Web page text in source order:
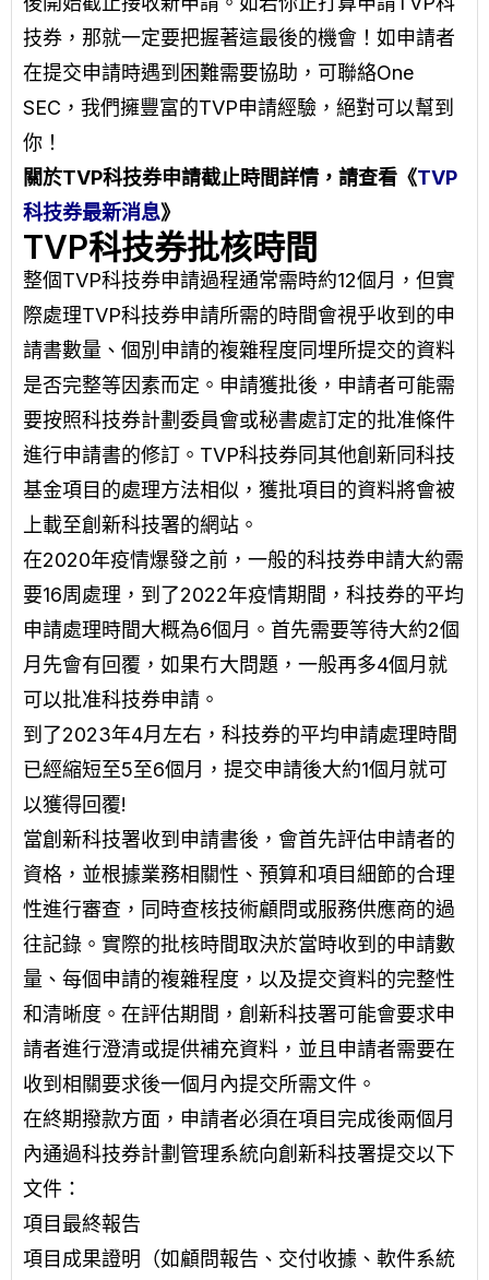
技券，那就一定要把握著這最後的機會！如申請者
在提交申請時遇到困難需要協助，可聯絡One
SEC ，我們擁豐富的TVP申請經驗，絕對可以幫到
你！
關於TVP科技券申請截止時間詳情，請查看《TVP
科技券最新消息》
TVP科技券批核時間
整個TVP科技券申請過程通常需時約12個月，但實
際處理TVP科技券申請所需的時間會視乎收到的申
請書數量、個別申請的複雜程度同埋所提交的資料
是否完整等因素而定。申請獲批後，申請者可能需
要按照科技券計劃委員會或秘書處訂定的批准條件
進行申請書的修訂。TVP科技券同其他創新同科技
基金項目的處理方法相似，獲批項目的資料將會被
上載至創新科技署的網站。
在2020年疫情爆發之前，一般的科技券申請大約需
要16周處理，到了2022年疫情期間，科技券的平均
申請處理時間大概為6個月。首先需要等待大約2個
月先會有回覆，如果冇大問題，一般再多4個月就
可以批准科技券申請。
到了2023年4月左右，科技券的平均申請處理時間
已經縮短至5至6個月，提交申請後大約1個月就可
以獲得回覆!
當創新科技署收到申請書後，會首先評估申請者的
資格，並根據業務相關性、預算和項目細節的合理
性進行審查，同時查核技術顧問或服務供應商的過
往記錄。實際的批核時間取決於當時收到的申請數
量、每個申請的複雜程度，以及提交資料的完整性
和清晰度。在評估期間，創新科技署可能會要求申
請者進行澄清或提供補充資料，並且申請者需要在
收到相關要求後一個月內提交所需文件。
在終期撥款方面，申請者必須在項目完成後兩個月
內通過科技券計劃管理系統向創新科技署提交以下
文件：
項目最終報告
項目成果證明（如顧問報告、交付收據、軟件系統